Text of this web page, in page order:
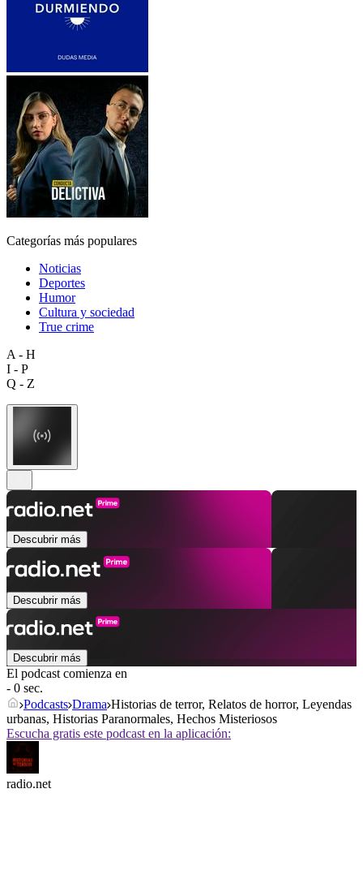
Categorías más populares
Noticias
Deportes
Humor
Cultura y sociedad
True crime
A - H
I - P
Q - Z
Descubrir más
Descubrir más
Descubrir más
El podcast comienza en
- 0 sec.
Podcasts Drama Historias de terror, Relatos de horror, Leyendas
urbanas, Historias Paranormales, Hechos Misteriosos
Escucha gratis este podcast en la aplicación:
radio.net